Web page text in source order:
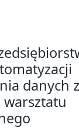
danych